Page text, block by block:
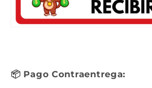
📦 Pago Contraentrega: